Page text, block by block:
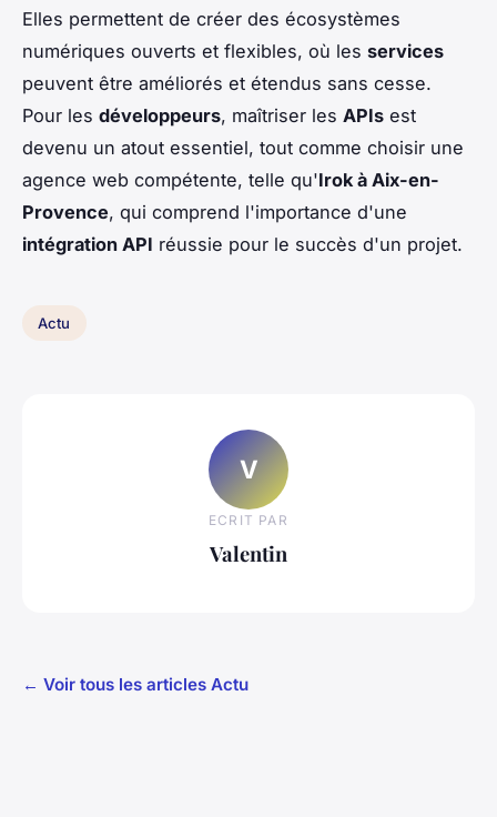
Elles permettent de créer des écosystèmes
numériques ouverts et flexibles, où les services
peuvent être améliorés et étendus sans cesse.
Pour les développeurs, maîtriser les APIs est
devenu un atout essentiel, tout comme choisir une
agence web compétente, telle qu'Irok à Aix-en-
Provence, qui comprend l'importance d'une
intégration API réussie pour le succès d'un projet.
Actu
V
ECRIT PAR
Valentin
← Voir tous les articles Actu